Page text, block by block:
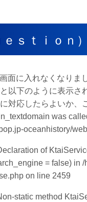
ｓｔｉｏｎ）
面に入れなくなりま
以下のように表示さ
対応したらよいか、
was
oceanhistory/
of
= false) in
on line 2459
static method